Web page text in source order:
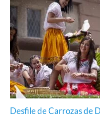
Desfile de Carrozas de